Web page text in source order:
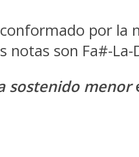
por la
son Fa#-La-
sostenido menor